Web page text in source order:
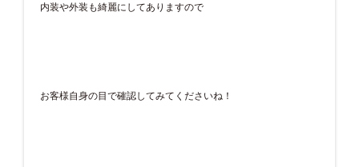
内装や外装も綺麗にしてありますので
お客様自身の目で確認してみてくださいね！